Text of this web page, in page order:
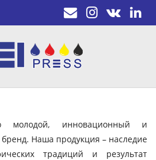
молодой, инновационный и
Наша продукция – наследие
традиций и результат